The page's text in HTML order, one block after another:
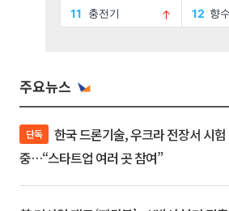
주요뉴스
단독
중…“스타트업 여러 곳 참여”